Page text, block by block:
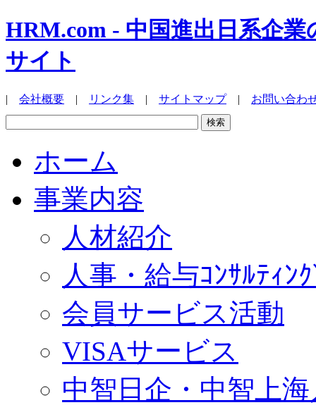
HRM.com - 中国進出日系企
サイト
| 会社概要 | リンク集 | サイトマップ| お問い合わ
ホーム
事業内容
人材紹介
人事・給与ｺﾝｻﾙﾃｨﾝ
会員サービス活動
VISAサービス
中智日企・中智上